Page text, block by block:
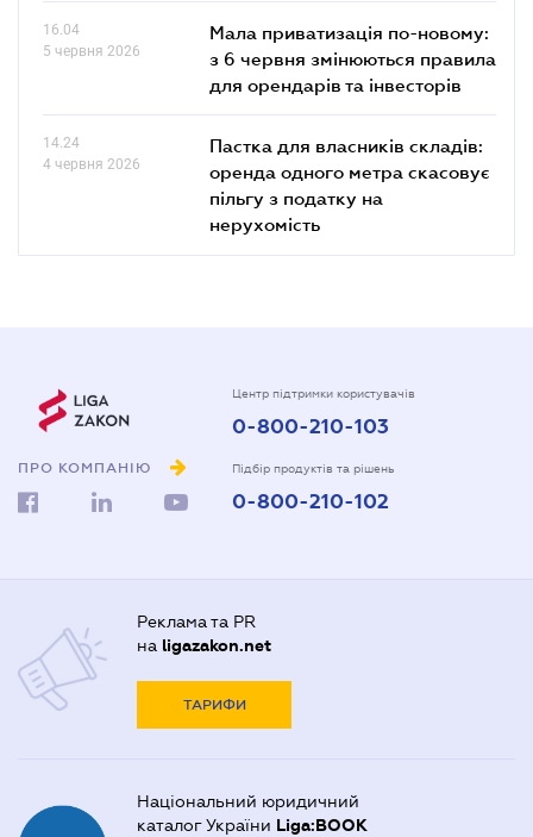
16.04
5 червня 2026
Мала приватизація по-новому:
з 6 червня змінюються правила
для орендарів та інвесторів
14.24
4 червня 2026
Пастка для власників складів:
оренда одного метра скасовує
пільгу з податку на
нерухомість
ПРО КОМПАНІЮ
Центр підтримки користувачів
0-800-210-103
Підбір продуктів та рішень
0-800-210-102
Реклама та PR
на ligazakon.net
ТАРИФИ
Національний юридичний
каталог України Liga:BOOK